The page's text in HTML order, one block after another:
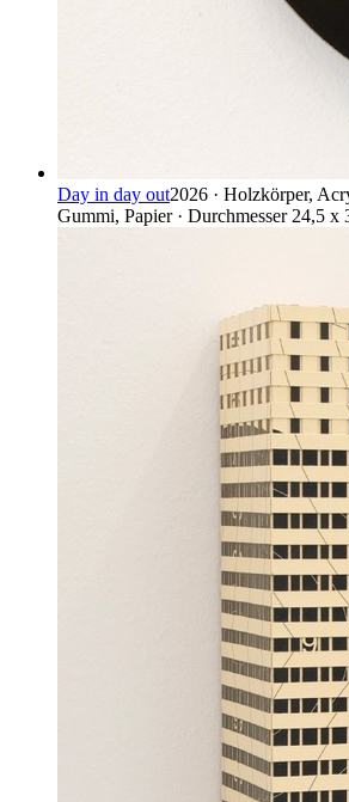
Day in day out2026 · Holzkörper,
Gummi, Papier · Durchmesser 24,5 x